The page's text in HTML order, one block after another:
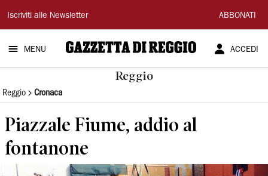
Gazzetta
di
Reggio
Iscriviti alle Newsletter ABBONATI
MENU ACCEDI
Reggio
Reggio Cronaca
Piazzale Fiume, addio al
fontanone